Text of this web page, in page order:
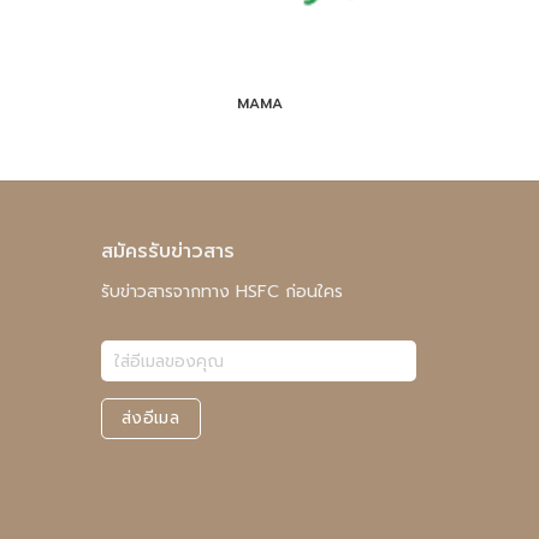
MAMA
สมัครรับข่าวสาร
รับข่าวสารจากทาง HSFC ก่อนใคร